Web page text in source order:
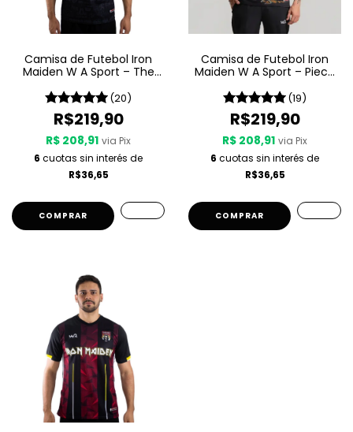
Camisa de Futebol Iron
Maiden W A Sport – The
(20)
R$219,90
R$ 208,91 via Pix
6 cuotas sin interés de
R$36,65
COMPRAR
Camisa de Futebol Iron
Maiden W A Sport – Piece
(19)
R$219,90
R$ 208,91 via Pix
6 cuotas sin interés de
R$36,65
COMPRAR